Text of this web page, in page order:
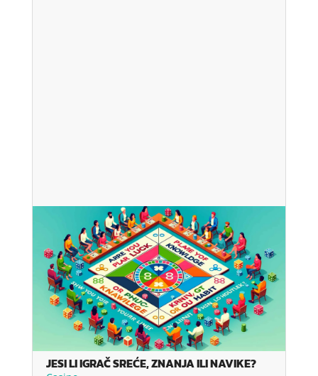
JESI LI IGRAČ SREĆE, ZNANJA ILI NAVIKE?